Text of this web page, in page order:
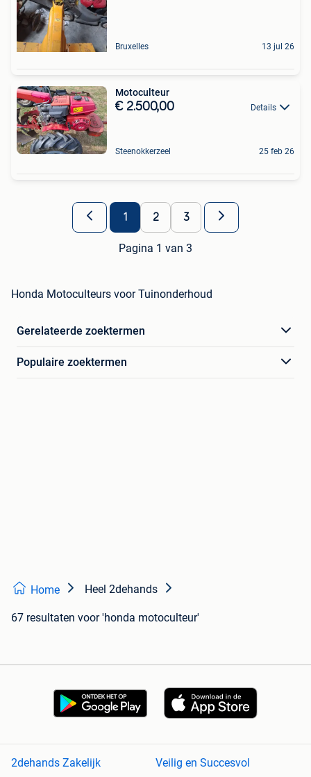
Bruxelles 13 jul 26
Motoculteur
€ 2.500,00 Details
Steenokkerzeel 25 feb 26
1 2 3
Pagina 1 van 3
Honda Motoculteurs voor Tuinonderhoud
Gerelateerde zoektermen
Populaire zoektermen
Home Heel 2dehands
67 resultaten voor 'honda motoculteur'
2dehands Zakelijk Veilig en Succesvol